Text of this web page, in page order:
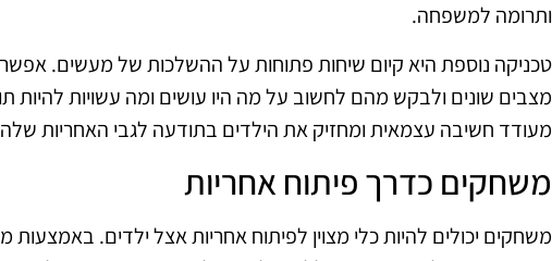
ותרומה למשפחה.
טכניקה נוספת היא קיום שיחות פתוחות על ההשלכות של מעשים. אפשר
מצבים שונים ולבקש מהם לחשוב על מה היו עושים ומה עשויות
מעודד חשיבה עצמאית ומחזיק את הילדים בתודעה לגבי האחריות
משחקים כדרך פיתוח אחריות
משחקים יכולים להיות כלי מצוין לפיתוח אחריות אצל ילדים.